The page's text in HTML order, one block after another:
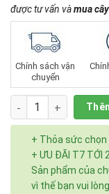
được tư vấn vàmua
Chính sách vận
chuyển
Số lượng
+ Thỏa sức chọn
+ ƯU ĐÃI T7 TỚI
Sản phẩm của
vì thế bạn vui